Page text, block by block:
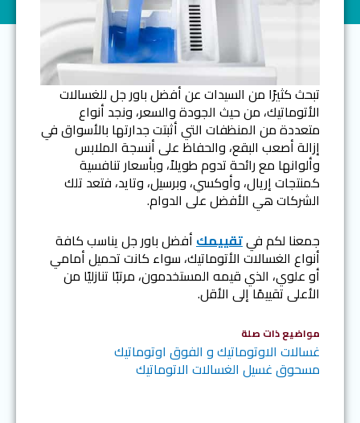
تبحث كثيرًا من السيدات عن أفضل باور جل للغسالات
الأتوماتيك، من حيث الجودة والسعر، ونجد أنواع
متعددة من المنظفات التي أثبتت جدارتها بالأسواق في
إزالة أصعب البقع، والحفاظ على أنسجة الملابس
وألوانها مع رائحة تدوم طويلاً، وبأسعار تنافسية
كمنتجات إريال، وأوكسي، وبرسيل، وتايد، فتعد تلك
الشركات هي الأفضل على الدوام.
جمعنا لكم فيتقييمكأفضل باور جل يناسب كافة
أنواع الغسالات الأتوماتيك، سواء كانت تحميل أمامي
أو علوي، الذي قيمه المستخدمون، مرتبًا تنازليًا من
الأعلى تقييمًا إلى الأقل.
مواضيع ذات صلة
غسالات الاوتوماتيك و الفوق اوتوماتيك
مسحوق غسيل الغسالات الاتوماتيك